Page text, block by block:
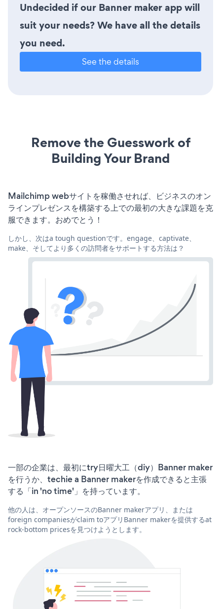
Undecided if our Banner maker app will
suit your needs? We have all the details
you need.
See the details
Remove the Guesswork of
Building Your Brand
Mailchimp webサイトを稼働させれば、ビジネスのオン
ラインプレゼンスを構築する上での最初の大きな課題を克
服できます。おめでとう！
しかし、次はa tough questionです。engage、captivate、
make、そしてより多くの訪問者をサポートする方法は？
一部の企業は、最初にtry日曜大工（diy）Banner maker
を行うか、techie a Banner makerを作成できると主張
する「in 'no time'」を持っています。
他の人は、オープンソースのBanner makerアプリ、または
foreign companiesがclaim toアプリBanner makerを提供するat
rock-bottom pricesを見つけようとします。